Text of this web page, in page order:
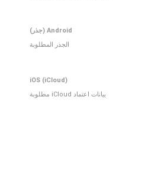
Android (جذر)
الجذر المطلوبة
iOS (iCloud)
بيانات اعتماد iCloud مطلوبة